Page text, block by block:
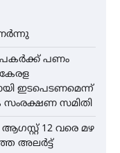
പണം
കേരള
ഇടപെടണമെന്ന്
സംരക്ഷണ സമിതി
12 വരെ മഴ
അലർട്ട്